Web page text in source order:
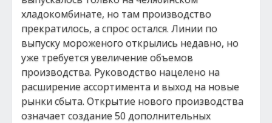
хладокомбинате, но там производство
прекратилось, а спрос остался. Линии по
выпуску мороженого открылись недавно, но
уже требуется увеличение объемов
производства. Руководство нацелено на
расширение ассортимента и выход на новые
рынки сбыта. Открытие нового производства
означает создание 50 дополнительных